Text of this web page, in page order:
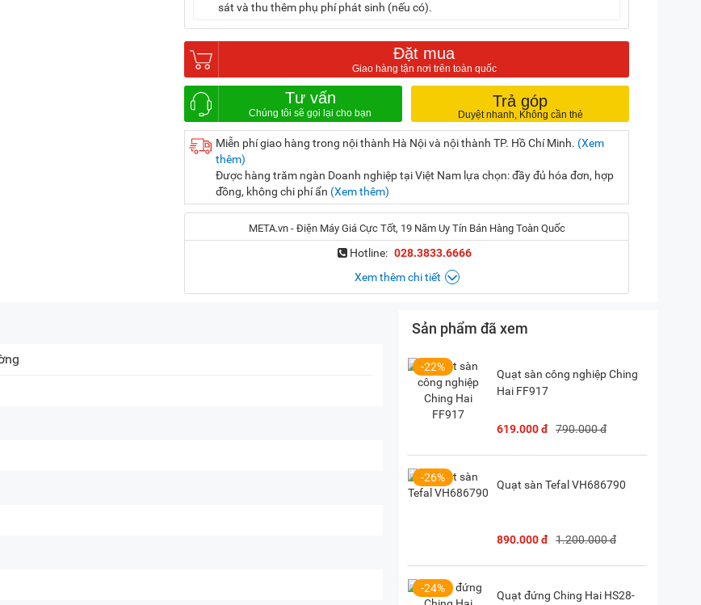
sát và thu thêm phụ phí phát sinh (nếu có).
Đặt mua
Tư vấn Trả góp
Miễn phí giao hàng trong nội thành Hà Nội và nội thành TP. Hồ Chí Minh. (Xem
thêm)
Được hàng trăm ngàn Doanh nghiệp tại Việt Nam lựa chọn: đầy đủ hóa đơn, hợp
đồng, không chi phí ẩn (Xem thêm)
META.vn - Điện Máy Giá Cực Tốt, 19 Năm Uy Tín Bán Hàng Toàn Quốc
Hotline: 028.3833.6666
Xem thêm chi tiết
Địa chỉ:
Chỉ đường)
Chỉ đường)
716-718 Điện Biên Phủ, P. Vườn Lài, TP. HCM( Chỉ đường)
Sản phẩm đã xem
-22%
Quạt sàn công nghiệp Ching
Hai FF917
619.000 đ 790.000 đ
-26%
Quạt sàn Tefal VH686790
890.000 đ 1.200.000 đ
-24%
Quạt đứng Ching Hai HS28-